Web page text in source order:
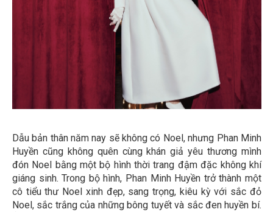
Dẫu bản thân năm nay sẽ không có Noel, nhưng Phan Minh
Huyền cũng không quên cùng khán giả yêu thương mình
đón Noel bằng một bộ hình thời trang đậm đặc không khí
giáng sinh. Trong bộ hình, Phan Minh Huyền trở thành một
cô tiểu thư Noel xinh đẹp, sang trọng, kiêu kỳ với sắc đỏ
Noel, sắc trắng của những bông tuyết và sắc đen huyền bí.